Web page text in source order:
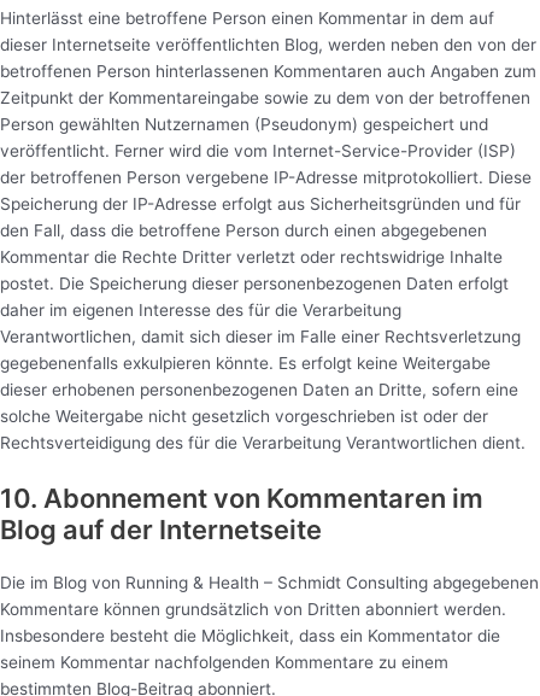
Hinterlässt eine betroffene Person einen Kommentar in dem auf
dieser Internetseite veröffentlichten Blog, werden neben den von der
betroffenen Person hinterlassenen Kommentaren auch Angaben zum
Zeitpunkt der Kommentareingabe sowie zu dem von der betroffenen
Person gewählten Nutzernamen (Pseudonym) gespeichert und
veröffentlicht. Ferner wird die vom Internet-Service-Provider (ISP)
der betroffenen Person vergebene IP-Adresse mitprotokolliert. Diese
Speicherung der IP-Adresse erfolgt aus Sicherheitsgründen und für
den Fall, dass die betroffene Person durch einen abgegebenen
Kommentar die Rechte Dritter verletzt oder rechtswidrige Inhalte
postet. Die Speicherung dieser personenbezogenen Daten erfolgt
daher im eigenen Interesse des für die Verarbeitung
Verantwortlichen, damit sich dieser im Falle einer Rechtsverletzung
gegebenenfalls exkulpieren könnte. Es erfolgt keine Weitergabe
dieser erhobenen personenbezogenen Daten an Dritte, sofern eine
solche Weitergabe nicht gesetzlich vorgeschrieben ist oder der
Rechtsverteidigung des für die Verarbeitung Verantwortlichen dient.
10. Abonnement von Kommentaren im
Blog auf der Internetseite
Die im Blog von Running & Health – Schmidt Consulting abgegebenen
Kommentare können grundsätzlich von Dritten abonniert werden.
Insbesondere besteht die Möglichkeit, dass ein Kommentator die
seinem Kommentar nachfolgenden Kommentare zu einem
bestimmten Blog-Beitrag abonniert.